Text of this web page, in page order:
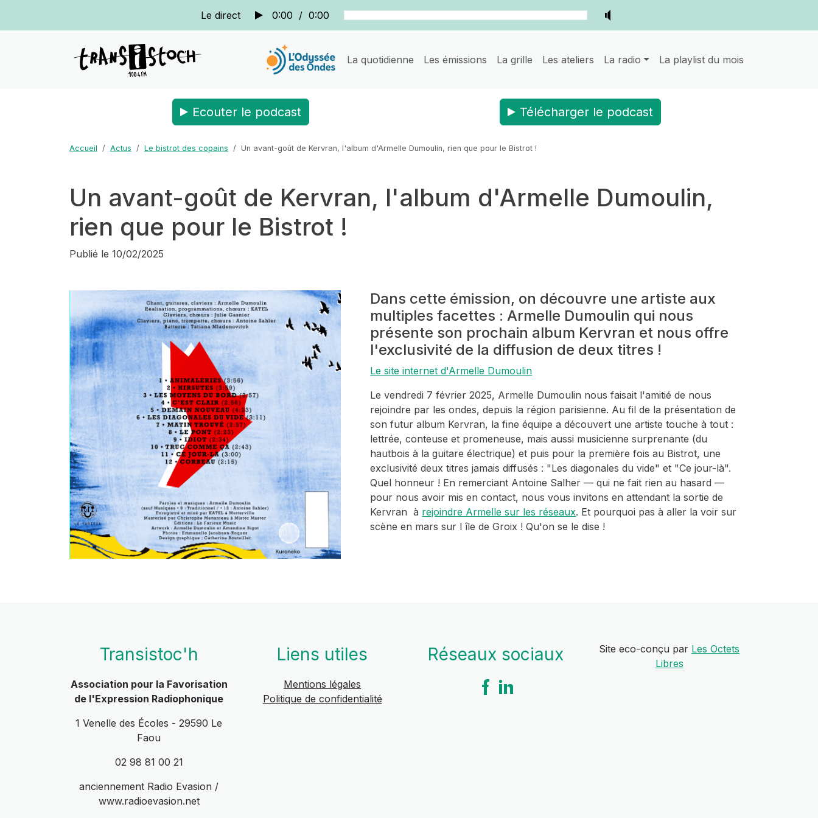
Le direct 0:00 / 0:00
La quotidienne Les émissions La grille Les ateliers La radio La playlist du mois
Ecouter le podcast Télécharger le podcast
Accueil Actus Le bistrot des copains Un avant-goût de Kervran, l'album d'Armelle Dumoulin, rien que pour le Bistrot !
Un avant-goût de Kervran, l'album d'Armelle Dumoulin,
rien que pour le Bistrot !
Publié le 10/02/2025
Dans cette émission, on découvre une artiste aux
multiples facettes : Armelle Dumoulin qui nous
présente son prochain album Kervran et nous offre
l'exclusivité de la diffusion de deux titres !
Le site internet d'Armelle Dumoulin
Le vendredi 7 février 2025, Armelle Dumoulin nous faisait l'amitié de nous
rejoindre par les ondes, depuis la région parisienne. Au fil de la présentation de
son futur album Kervran, la fine équipe a découvert une artiste touche à tout :
lettrée, conteuse et promeneuse, mais aussi musicienne surprenante (du
hautbois à la guitare électrique) et puis pour la première fois au Bistrot, une
exclusivité deux titres jamais diffusés : "Les diagonales du vide" et "Ce jour-là".
Quel honneur ! En remerciant Antoine Salher — qui ne fait rien au hasard —
pour nous avoir mis en contact, nous vous invitons en attendant la sortie de
Kervran à rejoindre Armelle sur les réseaux. Et pourquoi pas à aller la voir sur
scène en mars sur l île de Groix ! Qu'on se le dise !
Transistoc'h
Association pour la Favorisation
de l'Expression Radiophonique
1 Venelle des Écoles - 29590 Le
Faou
02 98 81 00 21
anciennement Radio Evasion /
www.radioevasion.net
Liens utiles
Mentions légales
Politique de confidentialité
Réseaux sociaux Site eco-conçu par Les Octets
Libres